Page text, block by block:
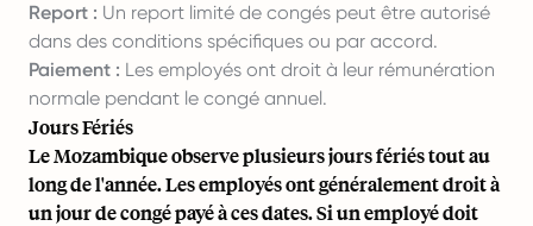
Report : Un report limité de congés peut être autorisé
dans des conditions spécifiques ou par accord.
Paiement : Les employés ont droit à leur rémunération
normale pendant le congé annuel.
Jours Fériés
Le Mozambique observe plusieurs jours fériés tout au
long de l'année. Les employés ont généralement droit à
un jour de congé payé à ces dates. Si un employé doit